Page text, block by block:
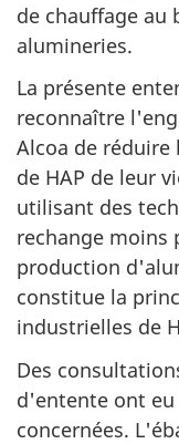
de chauffage au
alumineries.
La présente
reconnaître
Alcoa de réduire
de HAP de leur
utilisant des
rechange moins
production
constitue la
industrielles de
Des
d'entente ont eu
concernées.